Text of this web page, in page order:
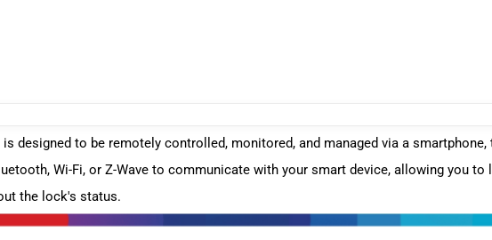
designed to be remotely controlled, monitored, and managed via a
Wi-Fi, or Z-Wave to communicate with your smart device, allowing you
the lock's status.